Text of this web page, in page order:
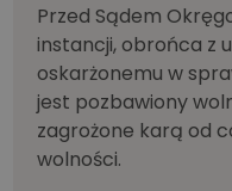
Przed Sądem
instancji, obrońca z
oskarżonemu w
jest pozbawiony
zagrożone karą od
wolności.